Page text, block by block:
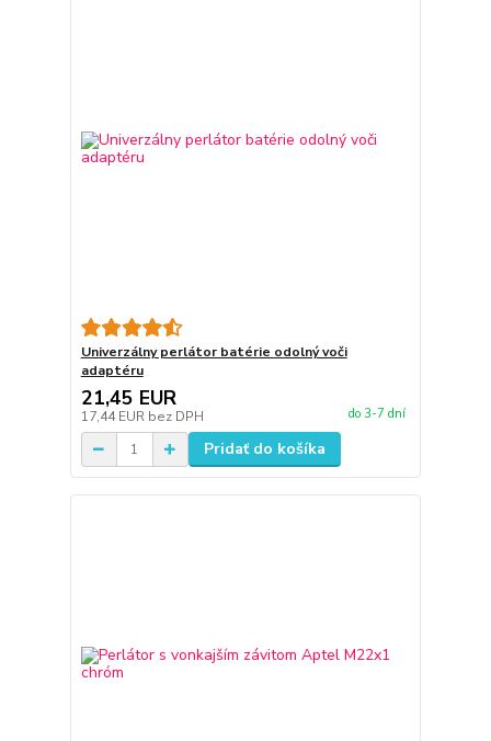
Univerzálny perlátor batérie odolný voči
adaptéru
21,45 EUR
17,44 EUR bez DPH do 3-7 dní
Pridať do košíka